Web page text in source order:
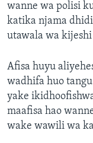
wanne wa polisi
katika njama
utawala wa
Afisa huyu
wadhifa huo
yake
maafisa hao
wake wawili wa